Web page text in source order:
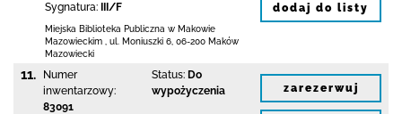
Sygnatura:
III/F
Miejska Biblioteka Publiczna w Makowie
Mazowieckim
ul. Moniuszki 6 06-200 Maków
Mazowiecki
dodaj do listy
11.
Numer
inwentarzowy:
83091
Status: Do
wypożyczenia
zarezerwuj